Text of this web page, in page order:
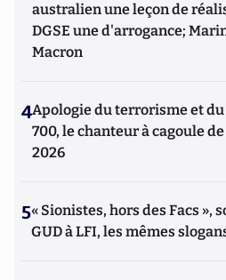
australien une leçon de
DGSE une d'arrogance;
Macron
4Apologie du terrorisme et
700, le chanteur à cagoule de
2026
5« Sionistes, hors des Facs »,
GUD à LFI, les mêmes